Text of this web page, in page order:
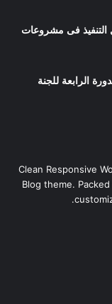
التنفيذ فى مشروعات
الرابعة للجنة
Clean Responsive
Blog theme.